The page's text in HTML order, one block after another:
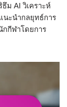
ม AI วิเคราะห์
นะนำกลยุทธ์การ
กีฬาโดยการ